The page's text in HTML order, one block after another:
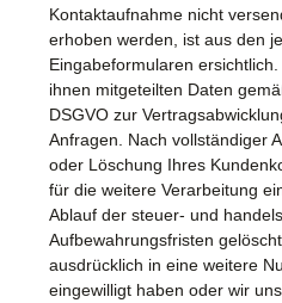
Kontaktaufnahme nicht
erhoben werden, ist aus den
Eingabeformularen
ihnen mitgeteilten Daten
DSGVO zur
Anfragen. Nach vollständiger
oder Löschung Ihres
für die weitere Verarbeitung
Ablauf der steuer- und
Aufbewahrungsfristen
ausdrücklich in eine weitere
eingewilligt haben oder wir